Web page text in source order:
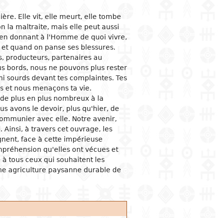
Elle vit, elle meurt, elle tombe
la maltraite, mais elle peut aussi
donnant à l'Homme de quoi vivre,
quand on panse ses blessures.
producteurs, partenaires au
bords, nous ne pouvons plus rester
sourds devant tes complaintes. Tes
et nous menaçons ta vie.
plus en plus nombreux à la
avons le devoir, plus qu'hier, de
avec elle. Notre avenir,
à travers cet ouvrage, les
face à cette impérieuse
qu'elles ont vécues et
tous ceux qui souhaitent les
agriculture paysanne durable de
sociologiques
et organisations
et famille
et féminisme
et communication
et vie politiques
politiques
judiciaire
et
publique
internationales
économique
du développement
économiques
et industrie
banques et monnaie
intérieur
économiques
économiques